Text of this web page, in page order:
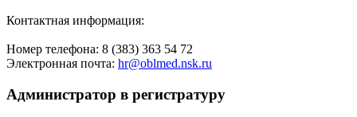
Контактная информация:
Номер телефона: 8 (383) 363 54 72
Электронная почта: hr@oblmed.nsk.ru
Администратор в регистратуру